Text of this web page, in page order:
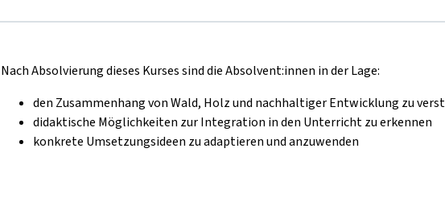
Nach Absolvierung dieses Kurses sind die Absolvent:innen in der Lage:
den Zusammenhang von Wald, Holz und nachhaltiger Entwicklung zu
didaktische Möglichkeiten zur Integration in den Unterricht zu erkennen
konkrete Umsetzungsideen zu adaptieren und anzuwenden